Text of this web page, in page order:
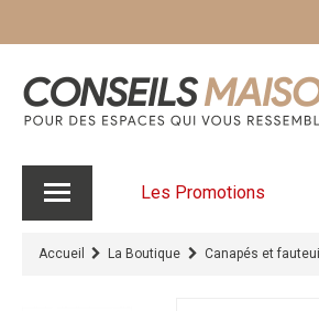
Les Promotions
Accueil La Boutique Canapés et